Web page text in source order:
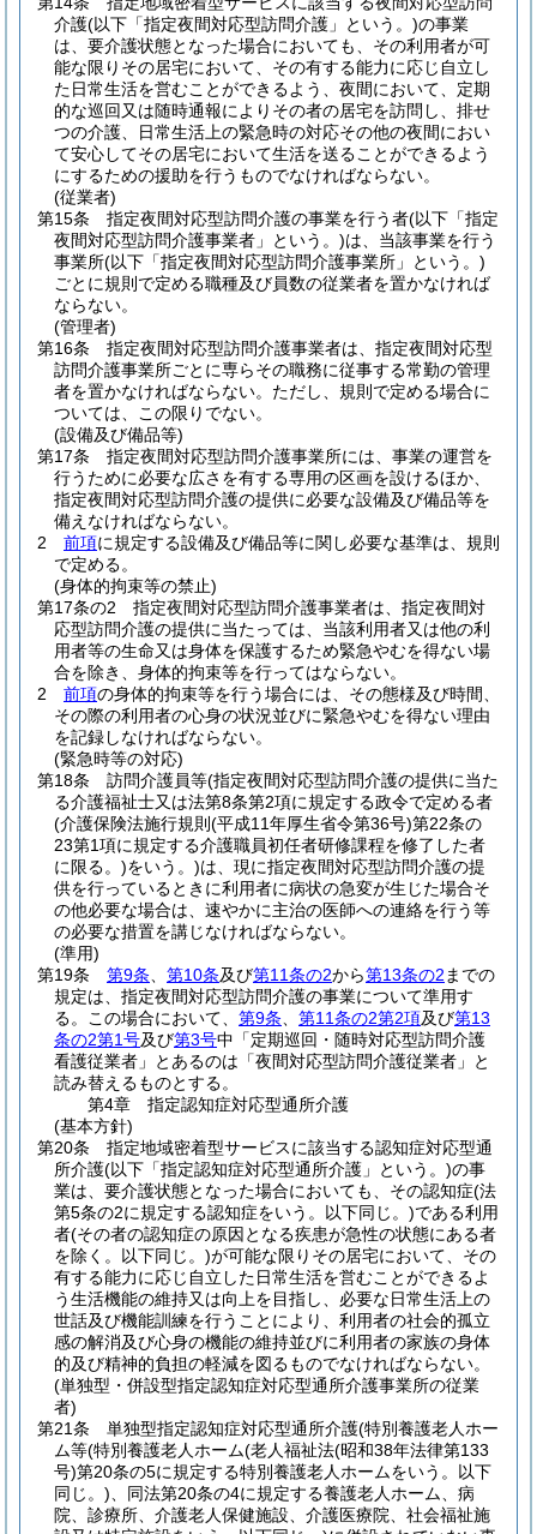
介護(以下「指定夜間対応型訪問介護」という。)の事業
は、要介護状態となった場合においても、その利用者が可
能な限りその居宅において、その有する能力に応じ自立し
た日常生活を営むことができるよう、夜間において、定期
的な巡回又は随時通報によりその者の居宅を訪問し、排せ
つの介護、日常生活上の緊急時の対応その他の夜間におい
て安心してその居宅において生活を送ることができるよう
にするための援助を行うものでなければならない。
(従業者)
第15条
指定夜間対応型訪問介護の事業を行う者(以下「指定
夜間対応型訪問介護事業者」という。)は、当該事業を行う
事業所(以下「指定夜間対応型訪問介護事業所」という。)
ごとに規則で定める職種及び員数の従業者を置かなければ
ならない。
(管理者)
第16条
指定夜間対応型訪問介護事業者は、指定夜間対応型
訪問介護事業所ごとに専らその職務に従事する常勤の管理
者を置かなければならない。 ただし、規則で定める場合に
ついては、この限りでない。
(設備及び備品等)
第17条
指定夜間対応型訪問介護事業所には、事業の運営を
行うために必要な広さを有する専用の区画を設けるほか、
指定夜間対応型訪問介護の提供に必要な設備及び備品等を
備えなければならない。
2
前項に規定する設備及び備品等に関し必要な基準は、規則
で定める。
(身体的拘束等の禁止)
第17条の2
指定夜間対応型訪問介護事業者は、指定夜間対
応型訪問介護の提供に当たっては、当該利用者又は他の利
用者等の生命又は身体を保護するため緊急やむを得ない場
合を除き、身体的拘束等を行ってはならない。
2
前項の身体的拘束等を行う場合には、その態様及び時間、
その際の利用者の心身の状況並びに緊急やむを得ない理由
を記録しなければならない。
(緊急時等の対応)
第18条
訪問介護員等(指定夜間対応型訪問介護の提供に当た
る介護福祉士又は法第8条第2項に規定する政令で定める者
(介護保険法施行規則 (平成11年厚生省令第36号)第22条の
23第1項に規定する介護職員初任者研修課程を修了した者
に限る。)をいう。)は、現に指定夜間対応型訪問介護の提
供を行っているときに利用者に病状の急変が生じた場合そ
の他必要な場合は、速やかに主治の医師への連絡を行う等
の必要な措置を講じなければならない。
(準用)
第19条
第9条 第10条及び第11条の2から第13条の2 までの
規定は、指定夜間対応型訪問介護の事業について準用す
る。
この場合において、 第9条 第11条の2第2項及び第13
条の2第1号及び第3号中「定期巡回・随時対応型訪問介護
看護従業者」とあるのは「夜間対応型訪問介護従業者」と
読み替えるものとする。
第4章
指定認知症対応型通所介護
(基本方針)
第20条
指定地域密着型サービスに該当する認知症対応型通
所介護(以下「指定認知症対応型通所介護」という。)の事
業は、要介護状態となった場合においても、その認知症(法
第5条の2に規定する認知症をいう。以下同じ。)である利用
者(その者の認知症の原因となる疾患が急性の状態にある者
を除く。以下同じ。)が可能な限りその居宅において、その
有する能力に応じ自立した日常生活を営むことができるよ
う生活機能の維持又は向上を目指し、必要な日常生活上の
世話及び機能訓練を行うことにより、利用者の社会的孤立
感の解消及び心身の機能の維持並びに利用者の家族の身体
的及び精神的負担の軽減を図るものでなければならない。
(単独型・併設型指定認知症対応型通所介護事業所の従業
者)
第21条
単独型指定認知症対応型通所介護(特別養護老人ホー
ム等(特別養護老人ホーム(老人福祉法(昭和38年法律第133
号)第20条の5に規定する特別養護老人ホームをいう。以下
同じ。) 、同法第20条の4に規定する養護老人ホーム、病
院、診療所、介護老人保健施設、介護医療院、社会福祉施